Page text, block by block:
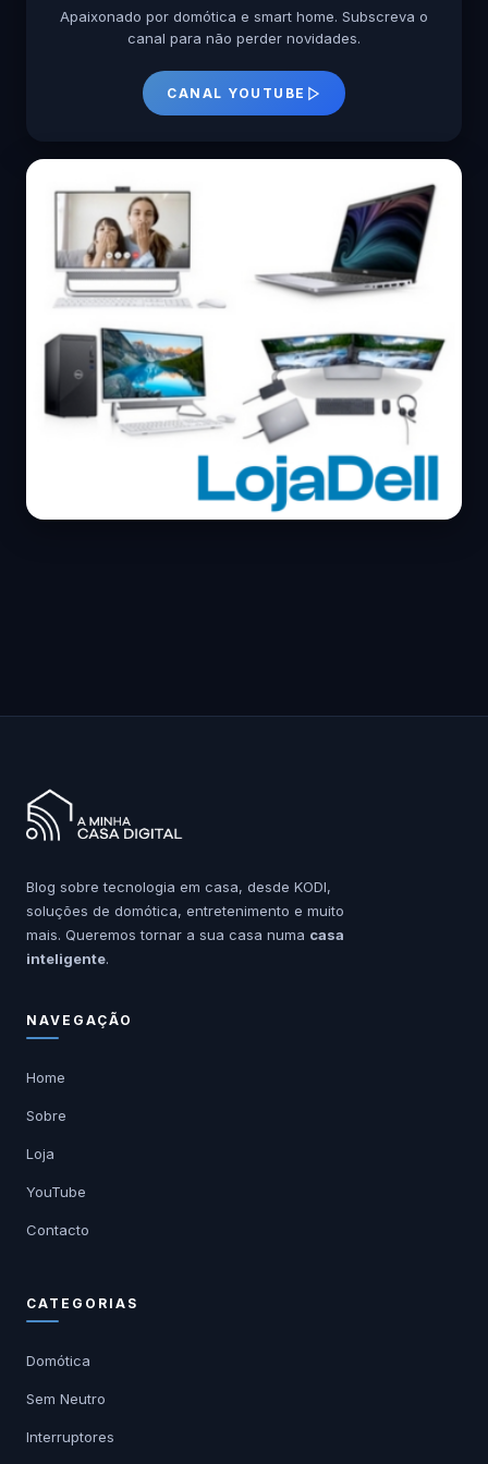
Apaixonado por domótica e smart home. Subscreva o
canal para não perder novidades.
CANAL YOUTUBE
Blog sobre tecnologia em casa, desde KODI,
soluções de domótica, entretenimento e muito
mais. Queremos tornar a sua casa numa casa
inteligente.
NAVEGAÇÃO
Home
Sobre
Loja
YouTube
Contacto
CATEGORIAS
Domótica
Sem Neutro
Interruptores